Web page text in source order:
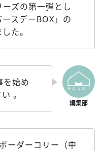
ズの第一弾とし
スデーBOX」の
た。
を始め
。
ーダーコリー（中